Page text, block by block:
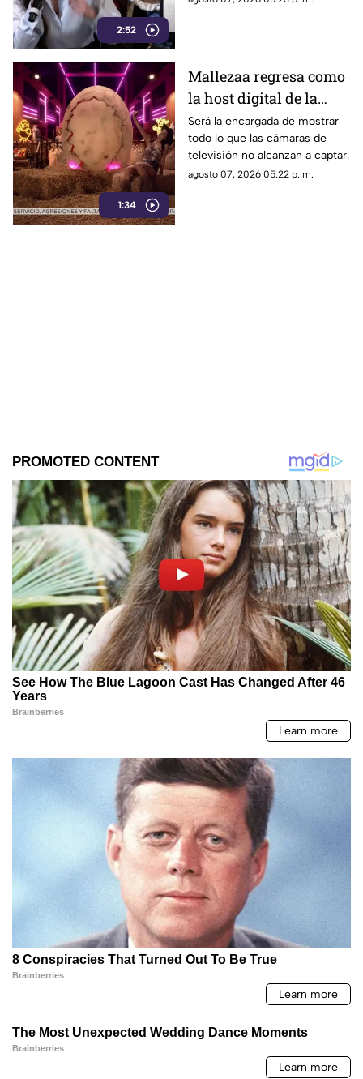
2:52
credibilidad de TV
1:34
Mallezaa regresa como
la host digital de la
segunda temporada de
La Granja VIP
Será la encargada de mostrar
todo lo que las cámaras de
televisión no alcanzan a captar.
agosto 07, 2026 05:22 p. m.